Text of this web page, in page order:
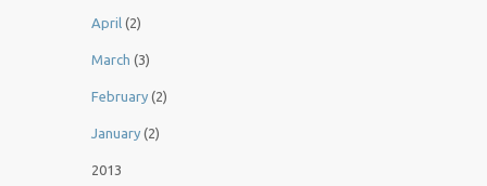
April (2)
March (3)
February (2)
January (2)
2013